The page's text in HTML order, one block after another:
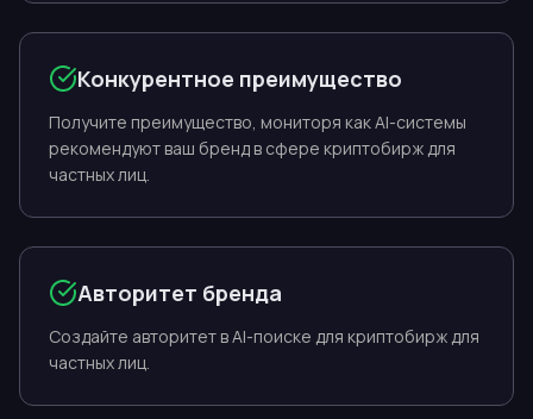
Конкурентное преимущество
Получите преимущество, мониторя как AI-системы
рекомендуют ваш бренд в сфере криптобирж для
частных лиц.
Авторитет бренда
Создайте авторитет в AI-поиске для криптобирж для
частных лиц.